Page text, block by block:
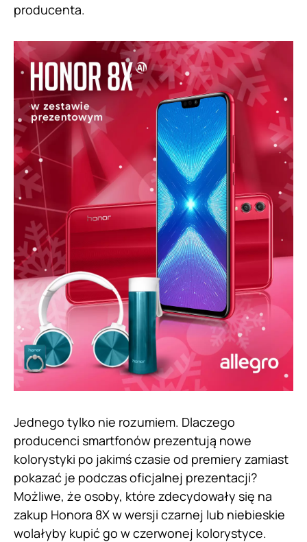
producenta.
Jednego tylko nie rozumiem. Dlaczego
producenci smartfonów prezentują nowe
kolorystyki po jakimś czasie od premiery zamiast
pokazać je podczas oficjalnej prezentacji?
Możliwe, że osoby, które zdecydowały się na
zakup Honora 8X w wersji czarnej lub niebieskie
wolałyby kupić go w czerwonej kolorystyce.